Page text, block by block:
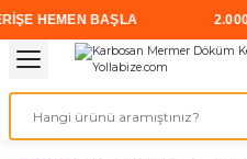
HEMEN BAŞLA 2.000 TL
Geri Dön
Geri Dön
Geri Dön
Geri Dön
Geri Dön
Geri Dön
Geri Dön